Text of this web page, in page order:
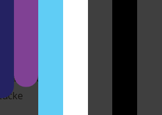
Fundstücke